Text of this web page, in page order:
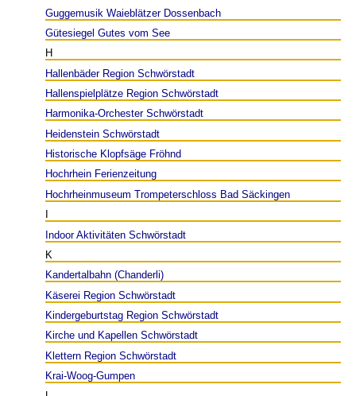
Guggemusik Waieblätzer Dossenbach
Gütesiegel Gutes vom See
H
Hallenbäder Region Schwörstadt
Hallenspielplätze Region Schwörstadt
Harmonika-Orchester Schwörstadt
Heidenstein Schwörstadt
Historische Klopfsäge Fröhnd
Hochrhein Ferienzeitung
Hochrheinmuseum Trompeterschloss Bad Säckingen
Indoor Aktivitäten Schwörstadt
K
Kandertalbahn (Chanderli)
Käserei Region Schwörstadt
Kindergeburtstag Region Schwörstadt
Kirche und Kapellen Schwörstadt
Klettern Region Schwörstadt
Krai-Woog-Gumpen